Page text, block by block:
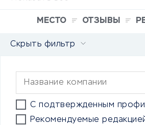
МЕСТО ОТЗЫВЫ
Скрыть фильтр
С подтвержденным
Рекомендуемые